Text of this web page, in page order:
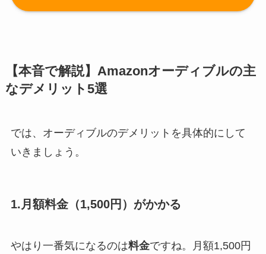
【本音で解説】Amazonオーディブルの主
なデメリット5選
では、オーディブルのデメリットを具体的にして
いきましょう。
1.月額料金（1,500円）がかかる
やはり一番気になるのは料金ですね。月額1,500円